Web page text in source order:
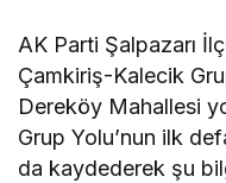
AK Parti Şalpazarı
Çamkiriş-Kalecik
Dereköy Mahallesi
Grup Yolu’nun ilk
da kaydederek şu